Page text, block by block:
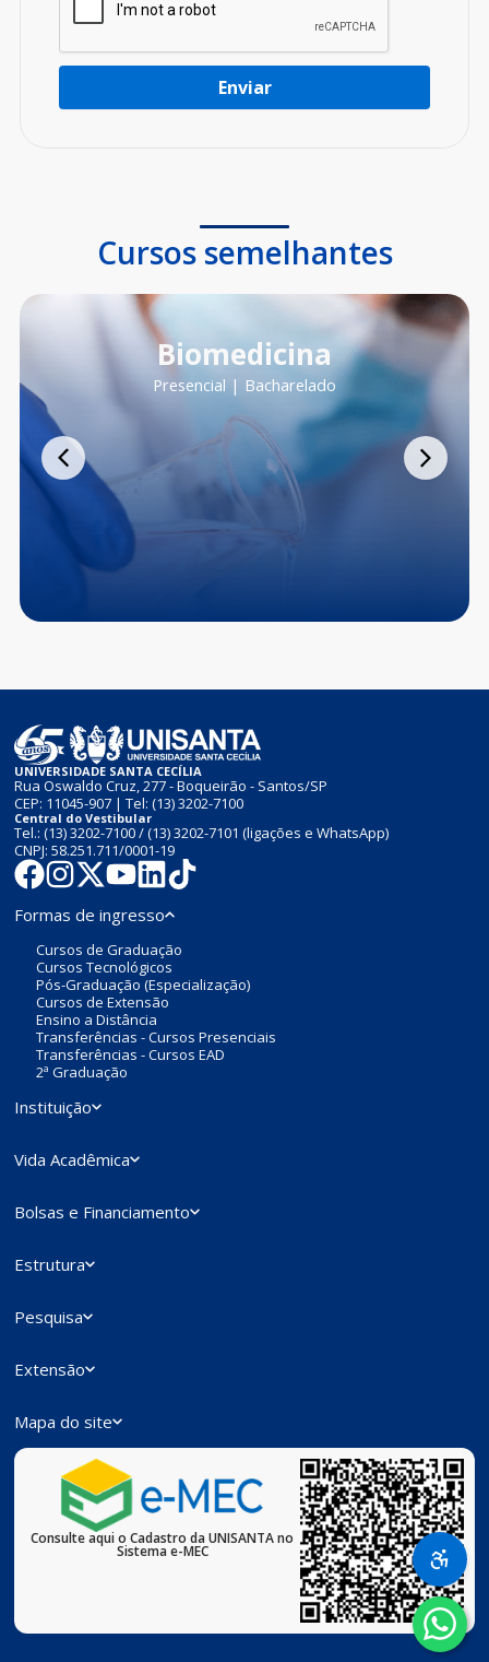
Cursos semelhantes
Biomedicina
Presencial | Bacharelado
UNIVERSIDADE SANTA CECÍLIA
Rua Oswaldo Cruz, 277 - Boqueirão - Santos/SP
CEP: 11045-907 | Tel:(13) 3202-7100
Central do Vestibular
Tel.:(13) 3202-7100/(13) 3202-7101 (ligações e WhatsApp)
CNPJ: 58.251.711/0001-19
Formas de ingresso
Cursos de Graduação
Cursos Tecnológicos
Pós-Graduação (Especialização)
Cursos de Extensão
Ensino a Distância
Transferências - Cursos Presenciais
Transferências - Cursos EAD
2ª Graduação
Instituição
Vida Acadêmica
Bolsas e Financiamento
Estrutura
Pesquisa
Extensão
Mapa do site
Consulte aqui o Cadastro da UNISANTA no
Sistema e-MEC